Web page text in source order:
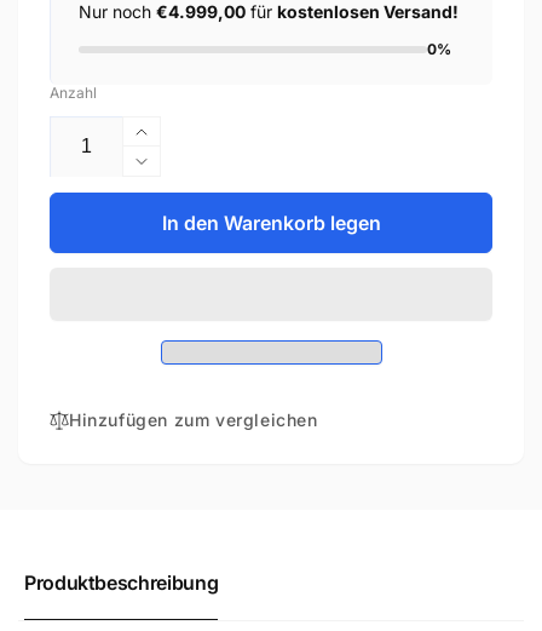
Nur noch €4.999,00 für kostenlosen Versand!
0%
Anzahl
Erhöhe
die
Menge
für
Verringere
die
Menge
für
In den Warenkorb legen
Hinzufügen zum vergleichen
Produktbeschreibung